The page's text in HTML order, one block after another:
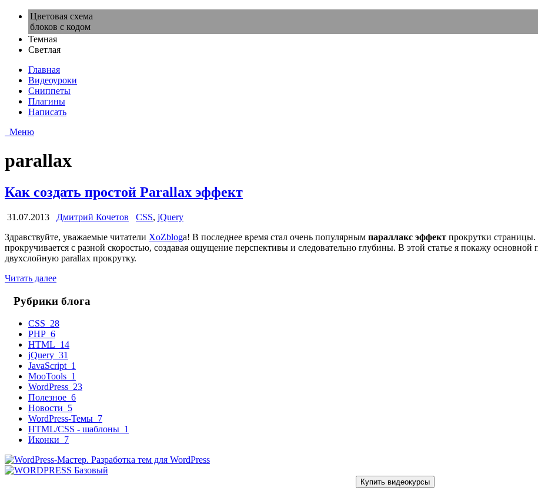
Цветовая схема
блоков с кодом
Темная
Светлая
Главная
Видеоуроки
Сниппеты
Плагины
Написать
Меню
parallax
Как создать простой Parallax эффект
31.07.2013 Дмитрий Кочетов CSS, jQuery
Здравствуйте, уважаемые читатели XoZbloga! В последнее время стал очень популярным параллакс эффект прокрутки страницы.
прокручивается с разной скоростью, создавая ощущение перспективы и следовательно глубины. В этой статье я покажу
двухслойную parallax прокрутку.
Читать далее
Рубрики блога
CSS 28
PHP 6
HTML 14
jQuery 31
JavaScript 1
MooTools 1
WordPress 23
Полезное 6
Новости 5
WordPress-Темы 7
HTML/CSS - шаблоны 1
Иконки 7
Купить видеокурсы